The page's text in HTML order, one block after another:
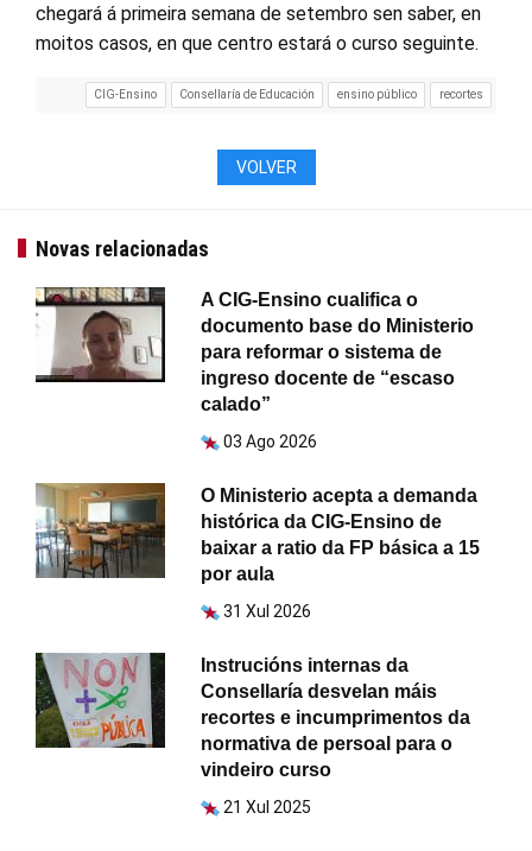
chegará á primeira semana de setembro sen saber, en
moitos casos, en que centro estará o curso seguinte.
CIG-Ensino Consellaría de Educación ensino público recortes
VOLVER
Novas relacionadas
A CIG-Ensino cualifica o
documento base do Ministerio
para reformar o sistema de
ingreso docente de “escaso
calado”
03 Ago 2026
O Ministerio acepta a demanda
histórica da CIG-Ensino de
baixar a ratio da FP básica a 15
por aula
31 Xul 2026
Instrucións internas da
Consellaría desvelan máis
recortes e incumprimentos da
normativa de persoal para o
vindeiro curso
21 Xul 2025